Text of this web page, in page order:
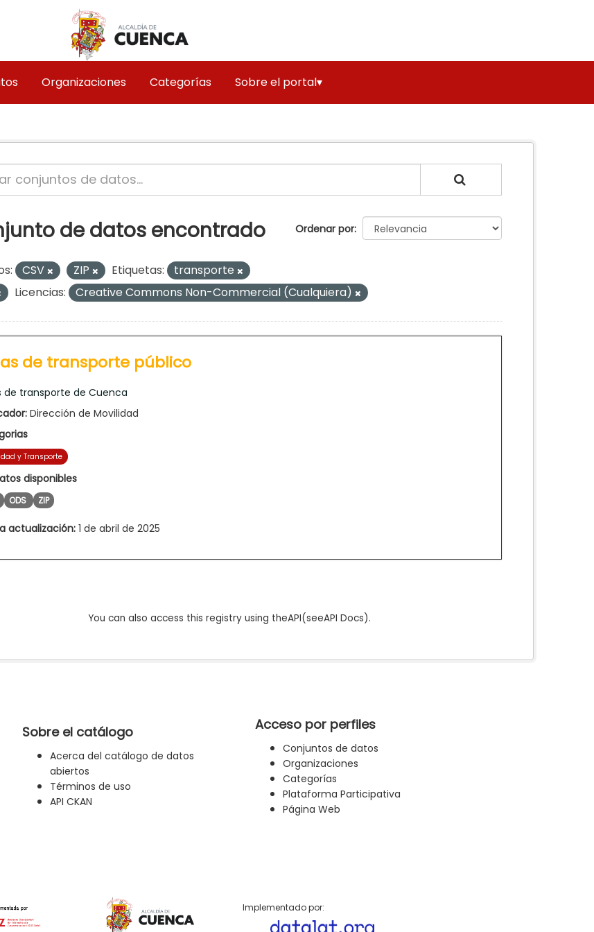
Organizaciones Categorías Sobre el portal▾
Ordenar por
de datos encontrado
CSV ZIP Etiquetas:
transporte
Licencias: Creative Commons Non-Commercial (Cualquiera)
de transporte público
de transporte de Cuenca
Dirección de Movilidad
y Transporte
disponibles
ODS ZIP
actualización: 1 de abril de 2025
You can also access this registry using theAPI(seeAPI Docs).
Sobre el catálogo
Acerca del catálogo de datos
abiertos
Términos de uso
API CKAN
Acceso por perfiles
Conjuntos de datos
Organizaciones
Categorías
Plataforma Participativa
Página Web
Implementado por: